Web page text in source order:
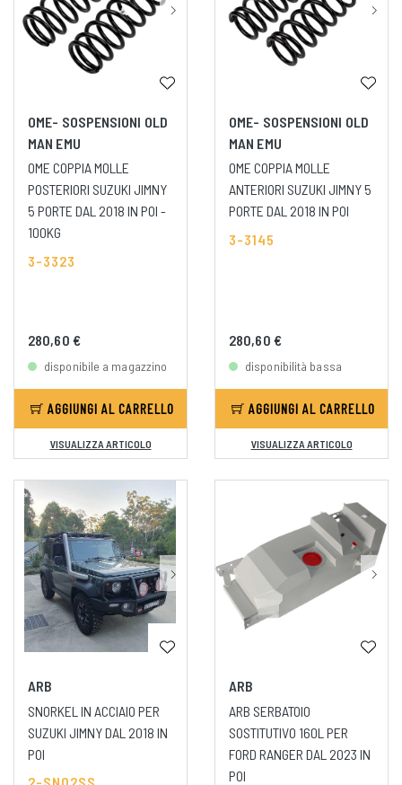
OME- SOSPENSIONI OLD
MAN EMU
OME COPPIA MOLLE
POSTERIORI SUZUKI JIMNY
5 PORTE DAL 2018 IN POI -
100KG
3-3323
280,60 €
disponibile a magazzino
AGGIUNGI AL CARRELLO
VISUALIZZA ARTICOLO
OME- SOSPENSIONI OLD
MAN EMU
OME COPPIA MOLLE
ANTERIORI SUZUKI JIMNY 5
PORTE DAL 2018 IN POI
3-3145
280,60 €
disponibilità bassa
AGGIUNGI AL CARRELLO
VISUALIZZA ARTICOLO
ARB
SNORKEL IN ACCIAIO PER
SUZUKI JIMNY DAL 2018 IN
POI
ARB
ARB SERBATOIO
SOSTITUTIVO 160L PER
FORD RANGER DAL 2023 IN
POI